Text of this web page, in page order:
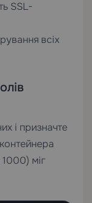
SSL-
всіх
і призначте
міг